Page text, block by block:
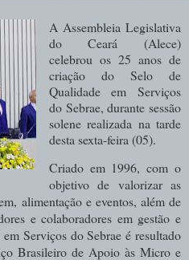
A Assembleia Legislativa
do Ceará (Alece)
celebrou os 25 anos de
criação do Selo de
Qualidade em Serviços
do Sebrae, durante sessão
solene realizada na tarde
desta sexta-feira (05).
Criado em 1996, com o
objetivo de valorizar as
alimentação e eventos, além de
e colaboradores em gestão e
Serviços do Sebrae é resultado
Brasileiro de Apoio às Micro e